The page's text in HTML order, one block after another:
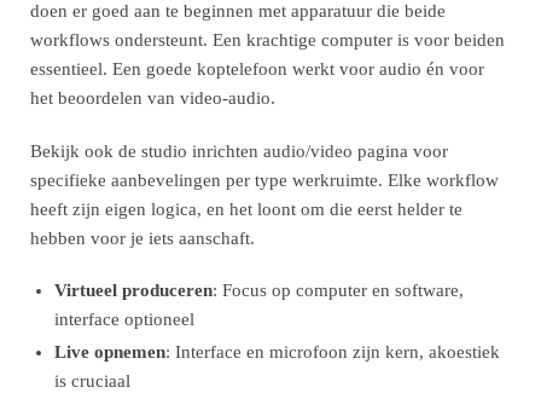
doen er goed aan te beginnen met apparatuur die beide
workflows ondersteunt. Een krachtige computer is voor beiden
essentieel. Een goede koptelefoon werkt voor audio én voor
het beoordelen van video-audio.
Bekijk ook de studio inrichten audio/video pagina voor
specifieke aanbevelingen per type werkruimte. Elke workflow
heeft zijn eigen logica, en het loont om die eerst helder te
hebben voor je iets aanschaft.
Virtueel produceren: Focus op computer en software,
interface optioneel
Live opnemen: Interface en microfoon zijn kern, akoestiek
is cruciaal